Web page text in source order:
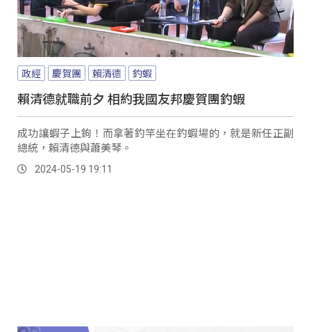
政經 慶賀團 賴清德 釣蝦
賴清德就職前夕 相約我國友邦慶賀團釣蝦
成功讓蝦子上鉤！而拿著釣竿坐在釣蝦場的，就是新任正副
總統，賴清德與蕭美琴。
2024-05-19 19:11